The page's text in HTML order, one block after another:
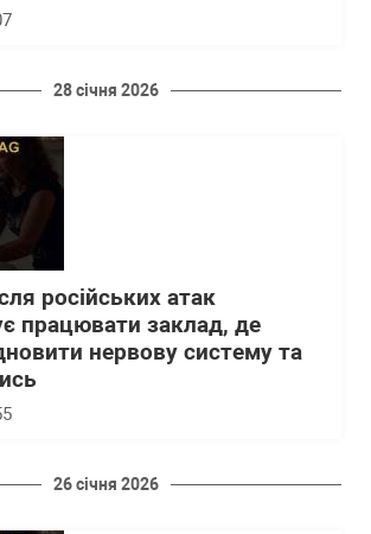
28 січня 2026
російських атак
працювати заклад, де
нервову систему та
26 січня 2026